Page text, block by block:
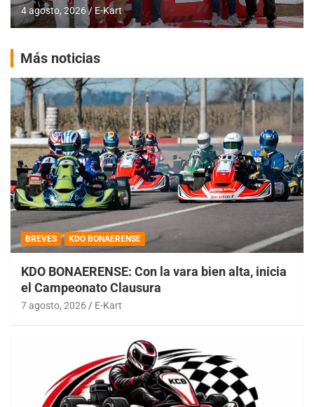
4 agosto, 2026 E-Kart
Más noticias
BREVES KDO BONAERENSE
KDO BONAERENSE: Con la vara bien alta, inicia
el Campeonato Clausura
7 agosto, 2026 E-Kart